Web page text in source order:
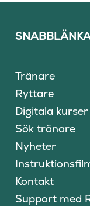
Tränare
Ryttare
Digitala kurser
Sök tränare
Nyheter
Kontakt
Support med